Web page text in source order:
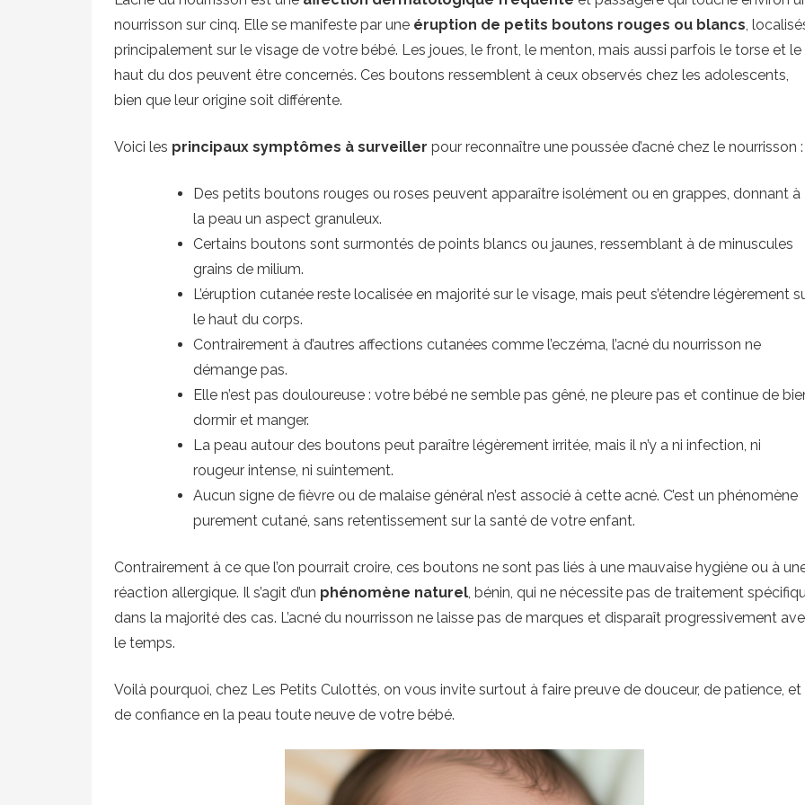
nourrisson sur cinq. Elle se manifeste par une éruption de petits boutons rouges ou blancs,
principalement sur le visage de votre bébé. Les joues, le front, le menton, mais aussi parfois le torse et le
haut du dos peuvent être concernés. Ces boutons ressemblent à ceux observés chez les adolescents,
bien que leur origine soit différente.
Voici les principaux symptômes à surveiller pour reconnaître une poussée d’acné chez le nourrisson :
Des petits boutons rouges ou roses peuvent apparaître isolément ou en grappes, donnant à
la peau un aspect granuleux.
Certains boutons sont surmontés de points blancs ou jaunes, ressemblant à de minuscules
grains de milium.
L’éruption cutanée reste localisée en majorité sur le visage, mais peut s’étendre légèrement
le haut du corps.
Contrairement à d’autres affections cutanées comme l’eczéma, l’acné du nourrisson ne
démange pas.
Elle n’est pas douloureuse : votre bébé ne semble pas gêné, ne pleure pas et continue de
dormir et manger.
La peau autour des boutons peut paraître légèrement irritée, mais il n’y a ni infection, ni
rougeur intense, ni suintement.
Aucun signe de fièvre ou de malaise général n’est associé à cette acné. C’est un phénomène
purement cutané, sans retentissement sur la santé de votre enfant.
Contrairement à ce que l’on pourrait croire, ces boutons ne sont pas liés à une mauvaise hygiène ou à
réaction allergique. Il s’agit d’un phénomène naturel, bénin, qui ne nécessite pas de traitement
dans la majorité des cas. L’acné du nourrisson ne laisse pas de marques et disparaît progressivement
le temps.
Voilà pourquoi, chez Les Petits Culottés, on vous invite surtout à faire preuve de douceur, de patience, et
de confiance en la peau toute neuve de votre bébé.